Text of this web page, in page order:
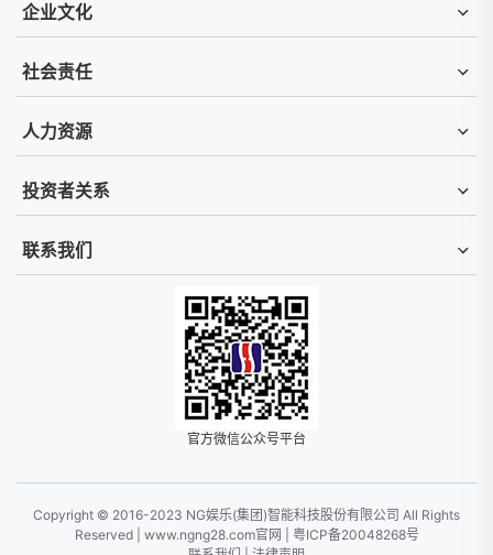
企业文化
社会责任
人力资源
投资者关系
联系我们
官方微信公众号平台
Copyright © 2016-2023 NG娱乐(集团)智能科技股份有限公司 All Rights
Reserved | www.ngng28.com官网
粤ICP备20048268号